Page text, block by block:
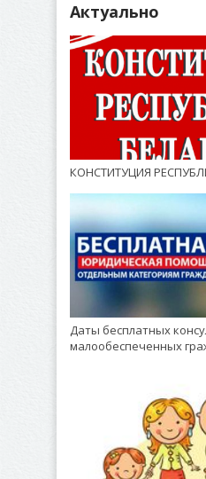
Актуально
КОНСТИТУЦИЯ
Даты бесплатных
малообеспеченных